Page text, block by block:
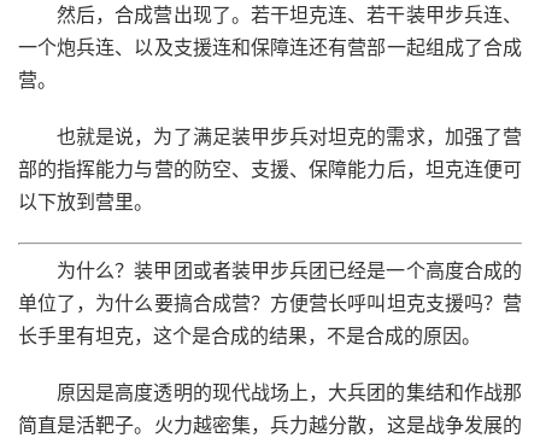
然后，合成营出现了。若干坦克连、若干装甲步兵连、
一个炮兵连、以及支援连和保障连还有营部一起组成了合成
营。
也就是说，为了满足装甲步兵对坦克的需求，加强了营
部的指挥能力与营的防空、支援、保障能力后，坦克连便可
以下放到营里。
为什么？装甲团或者装甲步兵团已经是一个高度合成的
单位了，为什么要搞合成营？方便营长呼叫坦克支援吗？营
长手里有坦克，这个是合成的结果，不是合成的原因。
原因是高度透明的现代战场上，大兵团的集结和作战那
简直是活靶子。火力越密集，兵力越分散，这是战争发展的